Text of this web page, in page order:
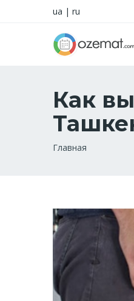
ua | ru
Как
Строка
Главная